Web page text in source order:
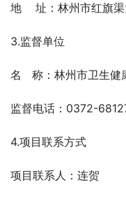
地    址：林州市红旗
3.监督单位
名   称：林州市卫生健
监督电话：0372-
4.项目联系方式
项目联系人：连贺